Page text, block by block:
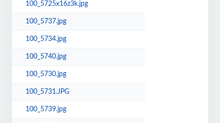
100_5725x16z3k.jpg
100_5737.jpg
100_5734.jpg
100_5740.jpg
100_5730.jpg
100_5731.JPG
100_5739.jpg